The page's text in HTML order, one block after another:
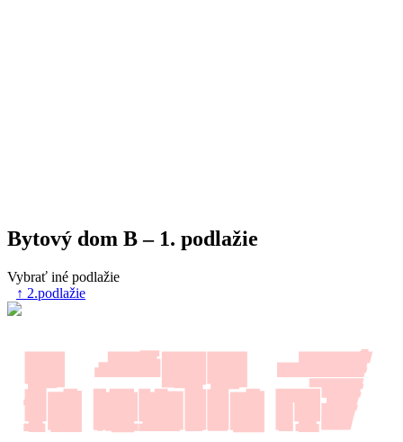
Bytový dom B – 1. podlažie
Vybrať iné podlažie
↑ 2.podlažie